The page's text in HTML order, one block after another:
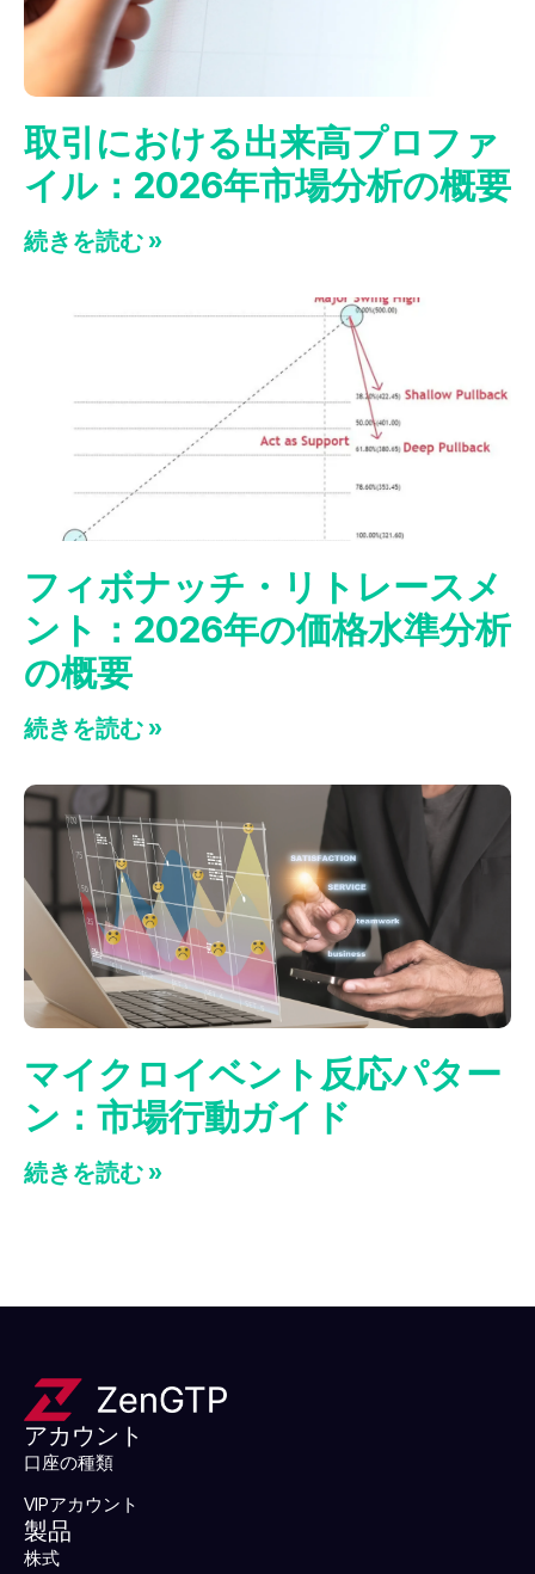
取引における出来高プロファ
イル：2026年市場分析の概要
続きを読む »
フィボナッチ・リトレースメ
ント：2026年の価格水準分析
の概要
続きを読む »
マイクロイベント反応パター
ン：市場行動ガイド
続きを読む »
アカウント
口座の種類
VIPアカウント
製品
株式